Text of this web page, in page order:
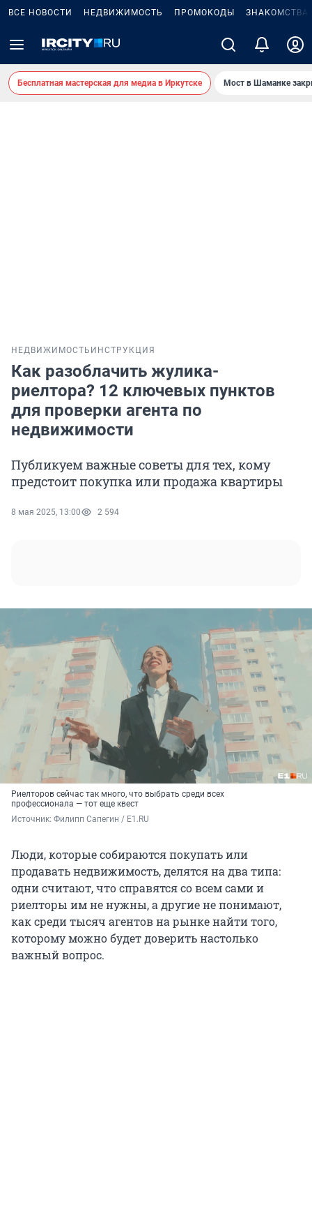
ВСЕ НОВОСТИ НЕДВИЖИМОСТЬ ПРОМОКОДЫ ЗНАКОМСТВА
Бесплатная мастерская для медиа в Иркутске Мост в Шаманке
НЕДВИЖИМОСТЬ ИНСТРУКЦИЯ
Как разоблачить жулика-
риелтора? 12 ключевых пунктов
для проверки агента по
недвижимости
Публикуем важные советы для тех, кому
предстоит покупка или продажа квартиры
8 мая 2025, 13:00 2 594
Риелторов сейчас так много, что выбрать среди всех
профессионала — тот еще квест
Источник: Филипп Сапегин / E1.RU
Люди, которые собираются покупать или
продавать недвижимость, делятся на два типа:
одни считают, что справятся со всем сами и
риелторы им не нужны, а другие не понимают,
как среди тысяч агентов на рынке найти того,
которому можно будет доверить настолько
важный вопрос.